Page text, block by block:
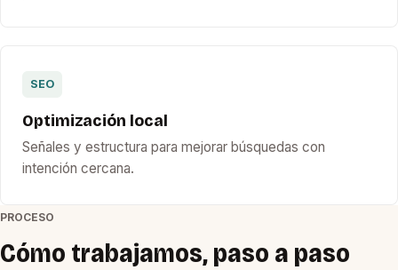
SEO
Optimización local
Señales y estructura para mejorar búsquedas con
intención cercana.
PROCESO
Cómo trabajamos, paso a paso